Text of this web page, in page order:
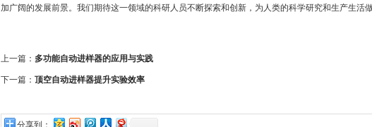
加广阔的发展前景。我们期待这一领域的科研人员不断探索和创新，为人类的科学研究和生产生活做
上一篇： 多功能自动进样器的应用与实践
下一篇： 顶空自动进样器提升实验效率
分享到：